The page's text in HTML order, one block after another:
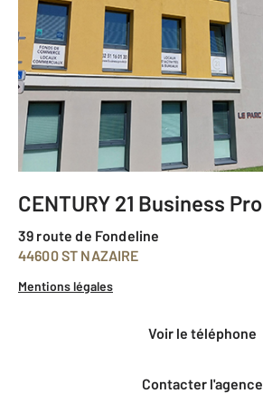
CENTURY 21 Business Pro
39 route de Fondeline
44600 ST NAZAIRE
Mentions légales
voir le téléphone
Contacter l'agence